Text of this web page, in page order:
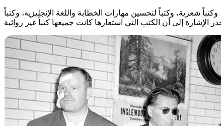
شعرية، وكتباً لتحسين مهارات الخطابة واللغة الإنجليزية، وكتباً